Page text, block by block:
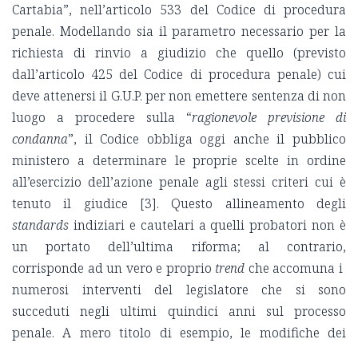
Cartabia”, nell’articolo 533 del Codice di procedura
penale. Modellando sia il parametro necessario per la
richiesta di rinvio a giudizio che quello (previsto
dall’articolo 425 del Codice di procedura penale) cui
deve attenersi il G.U.P. per non emettere sentenza di non
luogo a procedere sulla “ragionevole previsione di
condanna”, il Codice obbliga oggi anche il pubblico
ministero a determinare le proprie scelte in ordine
all’esercizio dell’azione penale agli stessi criteri cui è
tenuto il giudice [3]. Questo allineamento degli
standards indiziari e cautelari a quelli probatori non è
un portato dell’ultima riforma; al contrario,
corrisponde ad un vero e proprio trend che accomuna i
numerosi interventi del legislatore che si sono
succeduti negli ultimi quindici anni sul processo
penale. A mero titolo di esempio, le modifiche dei